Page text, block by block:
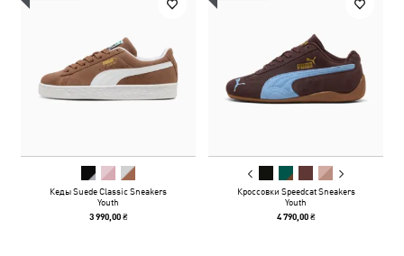
Кеды Suede Classic Sneakers
Youth
3 990,00 ₴
Кроссовки Speedcat Sneakers
Youth
4 790,00 ₴